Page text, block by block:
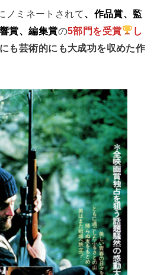
ノミネートされて、作品賞、監
賞、編集賞の5部門を受賞
し
も芸術的にも大成功を収めた作